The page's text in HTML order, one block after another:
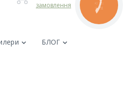
замовлення
БЛОГ
КНОПКА
ЗВ'ЯЗКУ